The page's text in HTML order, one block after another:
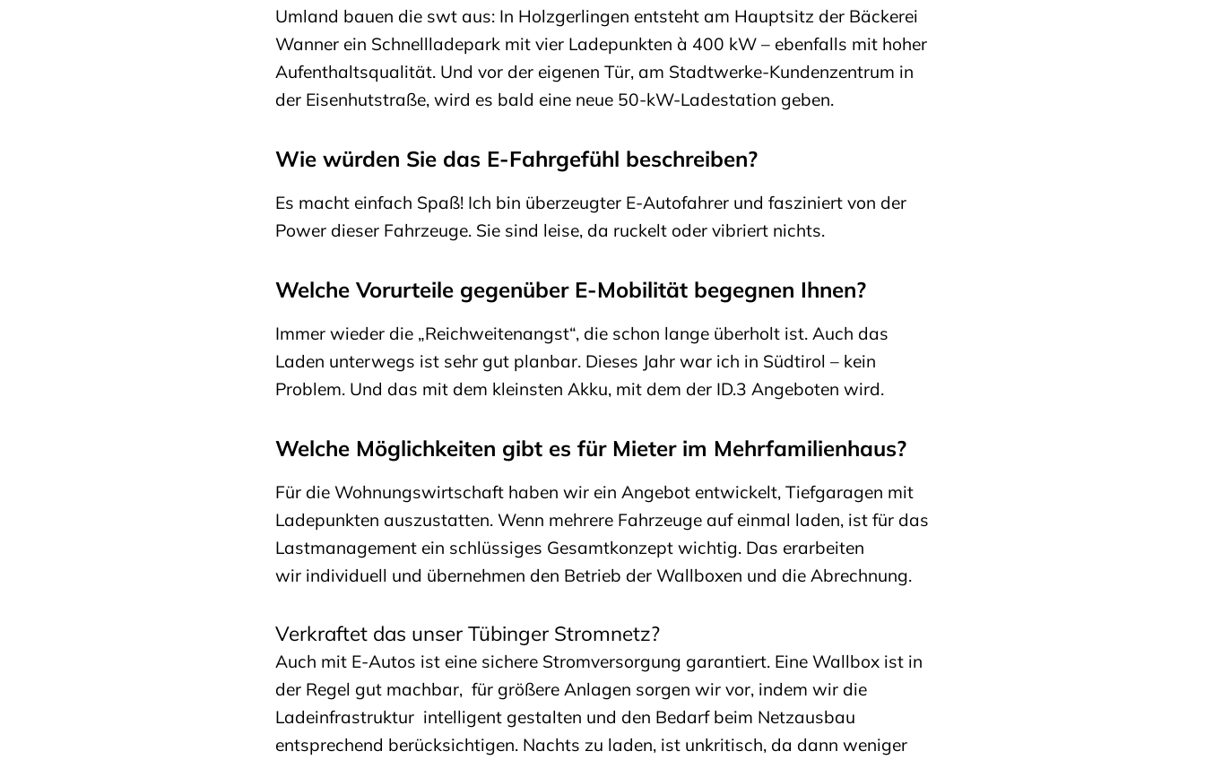
Umland bauen die swt aus: In Holzgerlingen entsteht am Hauptsitz der Bäckerei
Wanner ein Schnellladepark mit vier Ladepunkten à 400 kW – ebenfalls mit hoher
Aufenthaltsqualität. Und vor der eigenen Tür, am Stadtwerke-Kundenzentrum in
der Eisenhutstraße, wird es bald eine neue 50-kW-Ladestation geben.
Wie würden Sie das E-Fahrgefühl beschreiben?
Es macht einfach Spaß! Ich bin überzeugter E-Autofahrer und fasziniert von der
Power dieser Fahrzeuge. Sie sind leise, da ruckelt oder vibriert nichts.
Welche Vorurteile gegenüber E-Mobilität begegnen Ihnen?
Immer wieder die „Reichweitenangst“, die schon lange überholt ist. Auch das
Laden unterwegs ist sehr gut planbar. Dieses Jahr war ich in Südtirol – kein
Problem. Und das mit dem kleinsten Akku, mit dem der ID.3 Angeboten wird.
Welche Möglichkeiten gibt es für Mieter im Mehrfamilienhaus?
Für die Wohnungswirtschaft haben wir ein Angebot entwickelt, Tiefgaragen mit
Ladepunkten auszustatten. Wenn mehrere Fahrzeuge auf einmal laden, ist für das
Lastmanagement ein schlüssiges Gesamtkonzept wichtig. Das erarbeiten
wir individuell und übernehmen den Betrieb der Wallboxen und die Abrechnung.
Verkraftet das unser Tübinger Stromnetz?
Auch mit E-Autos ist eine sichere Stromversorgung garantiert. Eine Wallbox ist in
der Regel gut machbar, für größere Anlagen sorgen wir vor, indem wir die
Ladeinfrastruktur intelligent gestalten und den Bedarf beim Netzausbau
entsprechend berücksichtigen. Nachts zu laden, ist unkritisch, da dann weniger